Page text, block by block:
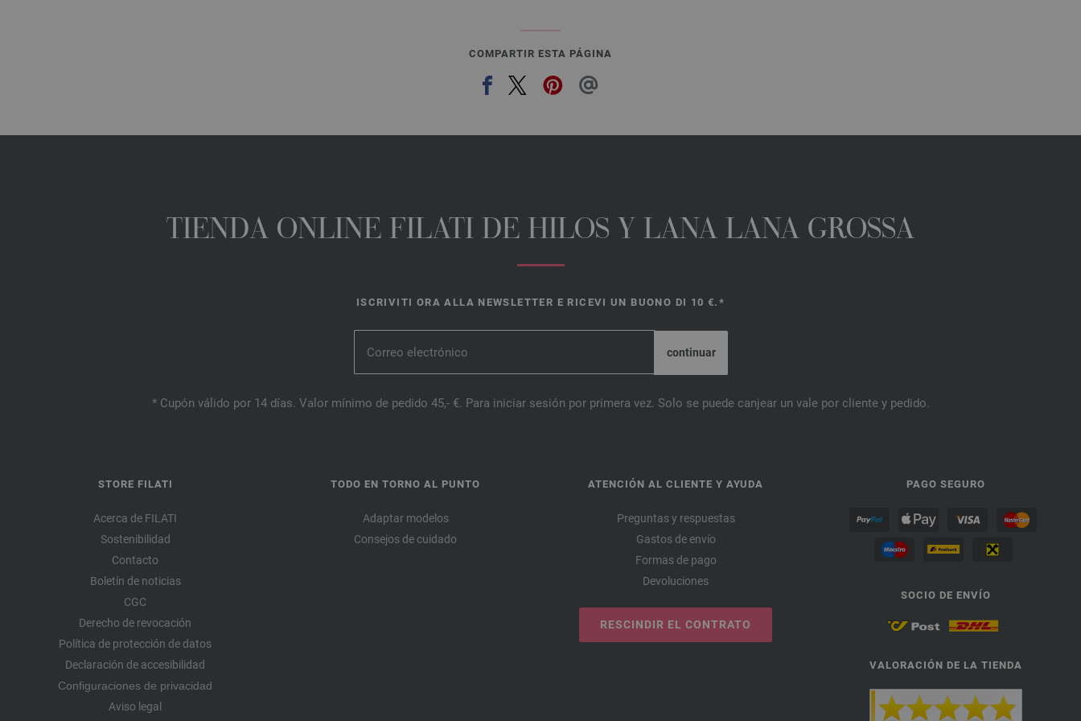
COMPARTIR ESTA PÁGINA
TIENDA ONLINE FILATI DE HILOS Y LANA LANA GROSSA
ISCRIVITI ORA ALLA NEWSLETTER E RICEVI UN BUONO DI 10 €.*
* Cupón válido por 14 días. Valor mínimo de pedido 45,- €. Para iniciar sesión por primera vez. Solo se puede canjear un vale por cliente y pedido.
STORE FILATI
Acerca de FILATI
Sostenibilidad
Contacto
Boletín de noticias
CGC
Derecho de revocación
Política de protección de datos
Declaración de accesibilidad
Configuraciones de privacidad
Aviso legal
TODO EN TORNO AL PUNTO
Adaptar modelos
Consejos de cuidado
ATENCIÓN AL CLIENTE Y AYUDA
Preguntas y respuestas
Gastos de envío
Formas de pago
Devoluciones
RESCINDIR EL CONTRATO
PAGO SEGURO
SOCIO DE ENVÍO
VALORACIÓN DE LA TIENDA